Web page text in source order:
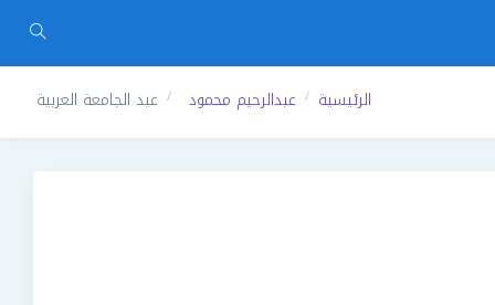
الرئيسية عبدالرحيم محمود عيد الجامعة العربية